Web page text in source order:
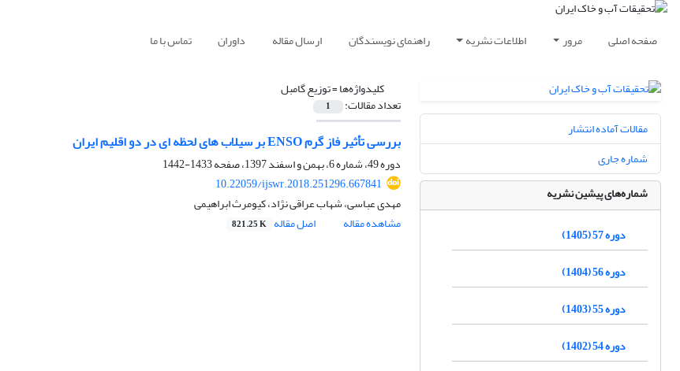
صفحه اصلی مرور اطلاعات نشریه راهنمای نویسندگان ارسال مقاله داوران تماس با ما
کلیدواژه‌ها =توزیع گامبل
تعداد مقالات: 1
بررسی تأثیر فاز گرم ENSO بر سیلاب های لحظه ای در دو اقلیم ایران
دوره 49، شماره 6، بهمن و اسفند 1397، صفحه
1433-1442
10.22059/ijswr.2018.251296.667841
مهدی عباسی، شهاب عراقی نژاد، کیومرث ابراهیمی
مشاهده مقاله
اصل مقاله 821.25 K
مقالات آماده انتشار
شماره جاری
شماره‌های پیشین نشریه
دوره 57 (1405)
دوره 56 (1404)
دوره 55 (1403)
دوره 54 (1402)